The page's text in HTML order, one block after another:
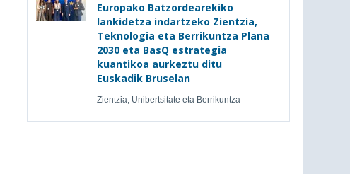
Europako Batzordearekiko
lankidetza indartzeko Zientzia,
Teknologia eta Berrikuntza Plana
2030 eta BasQ estrategia
kuantikoa aurkeztu ditu
Euskadik Bruselan
Zientzia, Unibertsitate eta Berrikuntza